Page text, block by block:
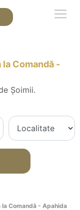
Comandă -
Șoimii.
Comandă - Apahida